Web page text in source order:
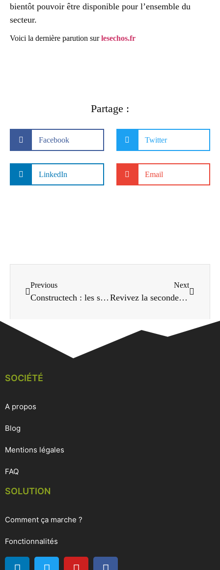
bientôt pouvoir être disponible pour l’ensemble du
secteur.
Voici la dernière parution surlesechos.fr
Partage :
Facebook Twitter
LinkedIn Email
Previous
Constructech : les start-up investissent le secteur du BTP (Etude PwC Strategy&)
Next
Revivez la seconde édition de Redshift Live en France consacrée aux innovations technologiques dans le BTP
SOCIÉTÉ
A propos
Blog
Mentions légales
FAQ
SOLUTION
Comment ça marche ?
Fonctionnalités